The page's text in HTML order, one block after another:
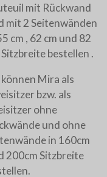
mit Rückwand
mit 2 Seitenwänden
cm , 62 cm und 82
Sitzbreite bestellen .
können Mira als
bzw. als
ohne
und ohne
in 160cm
200cm Sitzbreite